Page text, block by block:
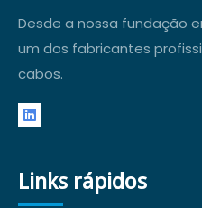
Desde a nossa fundação
um dos fabricantes
cabos.
Links rápidos